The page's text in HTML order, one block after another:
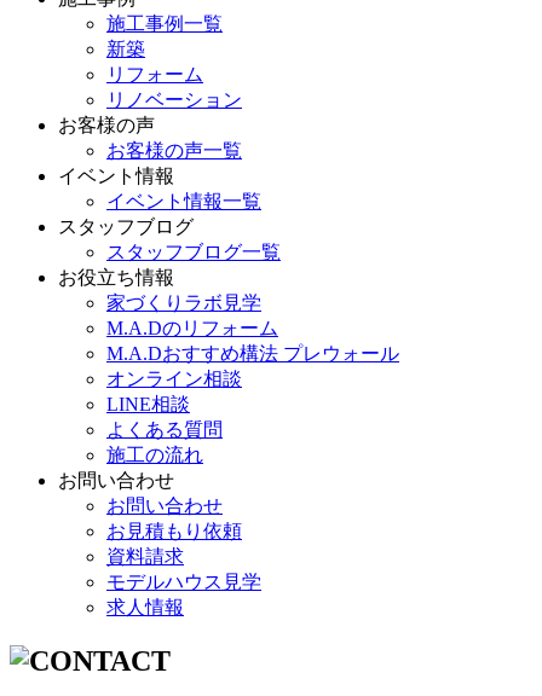
施工事例一覧
新築
リフォーム
リノベーション
お客様の声
お客様の声一覧
イベント情報
イベント情報一覧
スタッフブログ
スタッフブログ一覧
お役立ち情報
家づくりラボ見学
M.A.Dのリフォーム
M.A.Dおすすめ構法 プレウォール
オンライン相談
LINE相談
よくある質問
施工の流れ
お問い合わせ
お問い合わせ
お見積もり依頼
資料請求
モデルハウス見学
求人情報